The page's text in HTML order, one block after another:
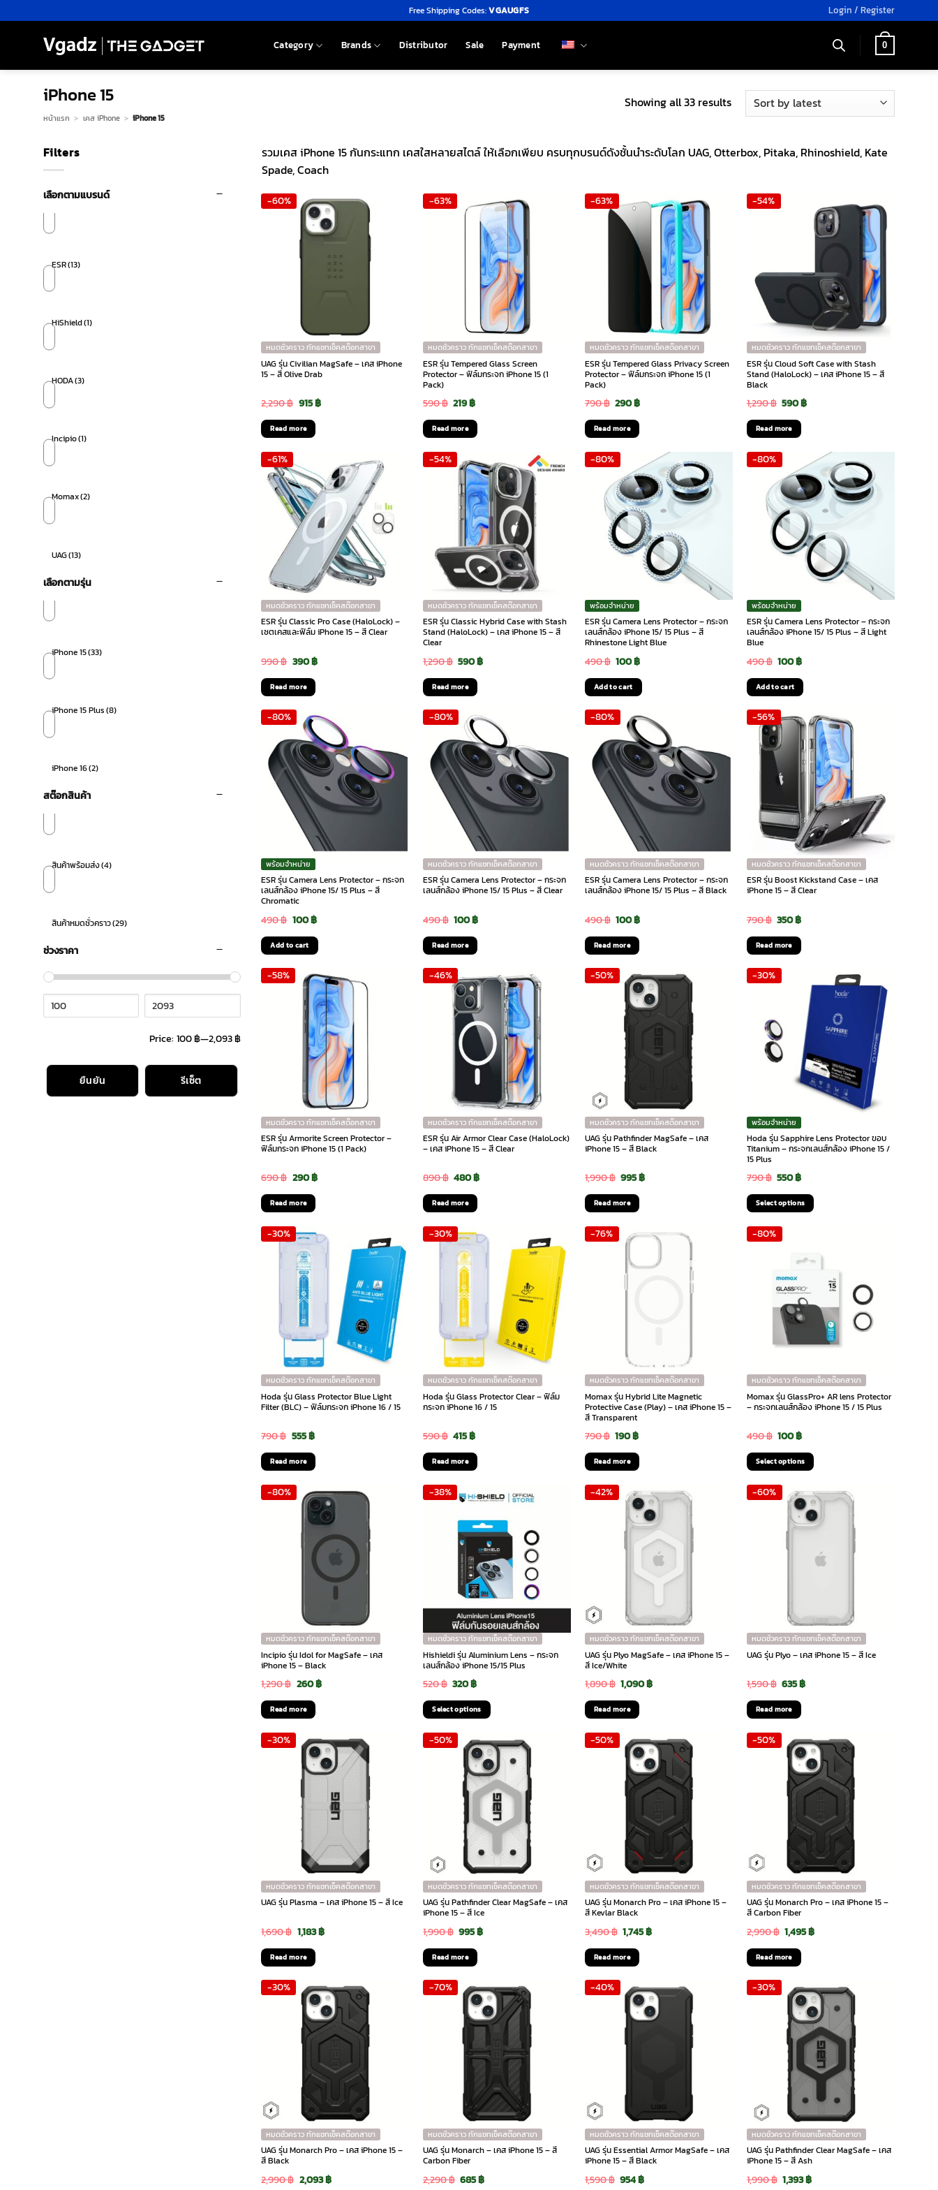
to
Free Shipping Codes:VGAUGFS Login / Register
Category Brands Distributor Sale Payment 0
iPhone 15
หน้าแรก > เคส iPhone > iPhone 15
Showing all 33 resultsSorted
Filters
เลือกตามแบรนด์
ESR(13)
HiShield(1)
HODA(3)
Incipio(1)
Momax(2)
UAG(13)
เลือกตามรุ่น
iPhone 15(33)
iPhone 15 Plus(8)
iPhone 16(2)
สต๊อกสินค้า
สินค้าพร้อมส่ง(4)
สินค้าหมดชั่วคราว(29)
ช่วงราคา
Price: 100 ฿—2,093 ฿
ยืนยัน รีเซ็ต
รวมเคส iPhone 15 กันกระแทก เคสใสหลายสไตล์ ให้เลือกเพียบ ครบทุกบรนด์ดังชั้นนำระดับโลก UAG, Otterbox, Pitaka, Rhinoshield, Kate
Spade, Coach
-60%
หมดชั่วคราว ทักแชทเช็คสต๊อกสาขา
UAG รุ่น Civilian MagSafe – เคส iPhone
15 – สี Olive Drab
2,290฿ Original
price
was:
915฿Current
Read more
-63%
หมดชั่วคราว ทักแชทเช็คสต๊อกสาขา
ESR รุ่น Tempered Glass Screen
Protector – ฟิล์มกระจก iPhone 15 (1
Pack)
590฿ Original
price
was:
590 ฿.
219฿Current
price
is:
219 ฿.
Read more
-63%
หมดชั่วคราว ทักแชทเช็คสต๊อกสาขา
ESR รุ่น Tempered Glass Privacy Screen
Protector – ฟิล์มกระจก iPhone 15 (1
Pack)
790฿ Original
price
was:
290฿Current
290 ฿.
Read more
-54%
หมดชั่วคราว ทักแชทเช็คสต๊อกสาขา
ESR รุ่น Cloud Soft Case with Stash
Stand (HaloLock) – เคส iPhone 15 – สี
Black
1,290฿ Original
price
was:
1,290 ฿.
590฿Current
590 ฿.
Read more
-61%
หมดชั่วคราว ทักแชทเช็คสต๊อกสาขา
ESR รุ่น Classic Pro Case (HaloLock) –
เซตเคสและฟิล์ม iPhone 15 – สี Clear
990฿ Original
price
was:
990 ฿.
390฿Current
390 ฿.
Read more
-54%
หมดชั่วคราว ทักแชทเช็คสต๊อกสาขา
ESR รุ่น Classic Hybrid Case with Stash
Stand (HaloLock) – เคส iPhone 15 – สี
Clear
1,290฿ Original
price
was:
1,290 ฿.
590฿Current
590 ฿.
Read more
-80%
พร้อมจำหน่าย
ESR รุ่น Camera Lens Protector – กระจก
เลนส์กล้อง iPhone 15/ 15 Plus – สี
Rhinestone Light Blue
490฿ Original
price
was:
490 ฿.
100฿Current
price
is:
100 ฿.
Add to cart
-80%
พร้อมจำหน่าย
ESR รุ่น Camera Lens Protector – กระจก
เลนส์กล้อง iPhone 15/ 15 Plus – สี Light
Blue
490฿ Original
price
was:
490 ฿.
100฿Current
price
is:
100 ฿.
Add to cart
-80%
พร้อมจำหน่าย
ESR รุ่น Camera Lens Protector – กระจก
เลนส์กล้อง iPhone 15/ 15 Plus – สี
Chromatic
490฿ Original
price
was:
490 ฿.
100฿Current
price
is:
100 ฿.
Add to cart
-80%
หมดชั่วคราว ทักแชทเช็คสต๊อกสาขา
ESR รุ่น Camera Lens Protector – กระจก
เลนส์กล้อง iPhone 15/ 15 Plus – สี Clear
490฿ Original
price
was:
490 ฿.
100฿Current
100 ฿.
Read more
-80%
หมดชั่วคราว ทักแชทเช็คสต๊อกสาขา
ESR รุ่น Camera Lens Protector – กระจก
เลนส์กล้อง iPhone 15/ 15 Plus – สี Black
490฿ Original
price
was:
490 ฿.
100฿Current
100 ฿.
Read more
-56%
หมดชั่วคราว ทักแชทเช็คสต๊อกสาขา
ESR รุ่น Boost Kickstand Case – เคส
iPhone 15 – สี Clear
790฿ Original
price
was:
790 ฿.
350฿Current
price
Read more
-58%
หมดชั่วคราว ทักแชทเช็คสต๊อกสาขา
ESR รุ่น Armorite Screen Protector –
ฟิล์มกระจก iPhone 15 (1 Pack)
690฿ Original
price
was:
690 ฿.
290฿Current
290 ฿.
Read more
-46%
หมดชั่วคราว ทักแชทเช็คสต๊อกสาขา
ESR รุ่น Air Armor Clear Case (HaloLock)
– เคส iPhone 15 – สี Clear
890฿ Original
price
was:
890 ฿.
480฿Current
480 ฿.
Read more
-50%
หมดชั่วคราว ทักแชทเช็คสต๊อกสาขา
UAG รุ่น Pathfinder MagSafe – เคส
iPhone 15 – สี Black
1,990฿ Original
price
was:
1,990 ฿.
995฿Current
995 ฿.
Read more
-30%
พร้อมจำหน่าย
Hoda รุ่น Sapphire Lens Protector ขอบ
Titanium – กระจกเลนส์กล้อง iPhone 15 /
15 Plus
790฿ Original
price
was:
550฿Current
price
is:
Select options
product
variants.
on
the
product
-30%
หมดชั่วคราว ทักแชทเช็คสต๊อกสาขา
Hoda รุ่น Glass Protector Blue Light
Filter (BLC) – ฟิล์มกระจก iPhone 16 / 15
790฿ Original
price
was:
790 ฿.
555฿Current
price
is:
555 ฿.
Read more
-30%
หมดชั่วคราว ทักแชทเช็คสต๊อกสาขา
Hoda รุ่น Glass Protector Clear – ฟิล์ม
กระจก iPhone 16 / 15
590฿ Original
price
was:
590 ฿.
415฿Current
price
is:
415 ฿.
Read more
-76%
หมดชั่วคราว ทักแชทเช็คสต๊อกสาขา
Momax รุ่น Hybrid Lite Magnetic
Protective Case (Play) – เคส iPhone 15 –
สี Transparent
790฿ Original
price
was:
790 ฿.
190฿Current
price
190 ฿.
Read more
-80%
หมดชั่วคราว ทักแชทเช็คสต๊อกสาขา
Momax รุ่น GlassPro+ AR lens Protector
– กระจกเลนส์กล้อง iPhone 15 / 15 Plus
490฿ Original
price
was:
490 ฿.
100฿Current
price
is:
100 ฿.
Select options
product
on
the
page
-80%
หมดชั่วคราว ทักแชทเช็คสต๊อกสาขา
Incipio รุ่น Idol for MagSafe – เคส
iPhone 15 – Black
1,290฿ Original
price
was:
1,290 ฿.
260฿Current
260 ฿.
Read more
-38%
หมดชั่วคราว ทักแชทเช็คสต๊อกสาขา
Hishieldi รุ่น Aluminium Lens – กระจก
เลนส์กล้อง iPhone 15/15 Plus
520฿ Original
price
was:
520 ฿.
320฿Current
price
is:
320 ฿.
Select options
product
chosen
on
the
product
page
-42%
หมดชั่วคราว ทักแชทเช็คสต๊อกสาขา
UAG รุ่น Plyo MagSafe – เคส iPhone 15 –
สี Ice/White
1,890฿ Original
price
was:
1,890 ฿.
1,090฿Current
1,090 ฿.
Read more
-60%
หมดชั่วคราว ทักแชทเช็คสต๊อกสาขา
UAG รุ่น Plyo – เคส iPhone 15 – สี Ice
1,590฿ Original
price
was:
1,590 ฿.
635฿Current
635 ฿.
Read more
-30%
หมดชั่วคราว ทักแชทเช็คสต๊อกสาขา
UAG รุ่น Plasma – เคส iPhone 15 – สี Ice
1,690฿ Original
price
was:
1,690 ฿.
1,183฿Current
1,183 ฿.
Read more
-50%
หมดชั่วคราว ทักแชทเช็คสต๊อกสาขา
UAG รุ่น Pathfinder Clear MagSafe – เคส
iPhone 15 – สี Ice
1,990฿ Original
price
was:
1,990 ฿.
995฿Current
995 ฿.
Read more
-50%
หมดชั่วคราว ทักแชทเช็คสต๊อกสาขา
UAG รุ่น Monarch Pro – เคส iPhone 15 –
สี Kevlar Black
3,490฿ Original
price
was:
3,490 ฿.
1,745฿Current
1,745 ฿.
Read more
-50%
หมดชั่วคราว ทักแชทเช็คสต๊อกสาขา
UAG รุ่น Monarch Pro – เคส iPhone 15 –
สี Carbon Fiber
2,990฿ Original
price
was:
2,990 ฿.
1,495฿Current
1,495 ฿.
Read more
-30%
หมดชั่วคราว ทักแชทเช็คสต๊อกสาขา
UAG รุ่น Monarch Pro – เคส iPhone 15 –
สี Black
2,990฿ Original
2,093฿Current
-70%
หมดชั่วคราว ทักแชทเช็คสต๊อกสาขา
UAG รุ่น Monarch – เคส iPhone 15 – สี
Carbon Fiber
2,290฿ Original
685฿Current
-40%
หมดชั่วคราว ทักแชทเช็คสต๊อกสาขา
UAG รุ่น Essential Armor MagSafe – เคส
iPhone 15 – สี Black
1,590฿ Original
954฿Current
-30%
หมดชั่วคราว ทักแชทเช็คสต๊อกสาขา
UAG รุ่น Pathfinder Clear MagSafe – เคส
iPhone 15 – สี Ash
1,990฿ Original
1,393฿Current